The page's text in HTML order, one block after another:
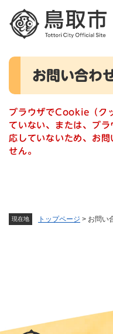
メニュ
現在地 トップページ > お問い
本
お問い合わ
ブラウザでCookie（ク
ていない、または、ブ
応していないため、お
せん。